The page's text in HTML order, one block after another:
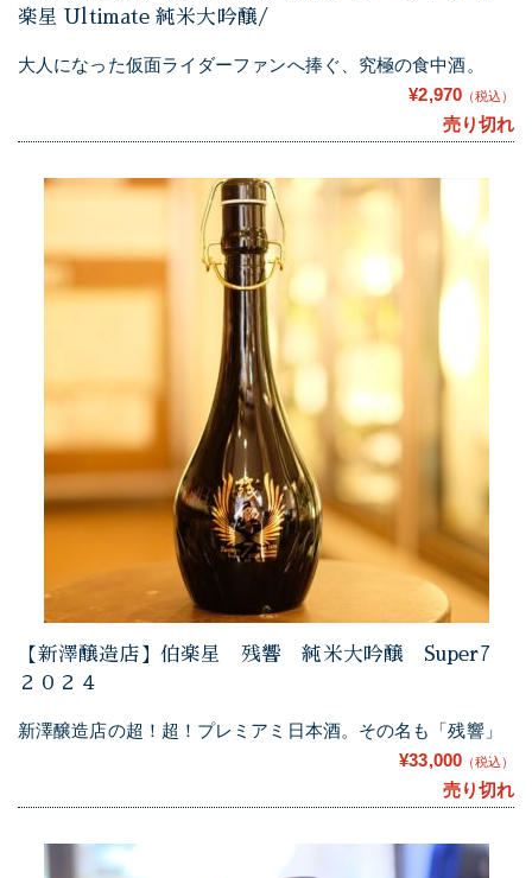
楽星 Ultimate 純米大吟醸/
大人になった仮面ライダーファンへ捧ぐ、究極の食中酒。
¥2,970 （税込）
売り切れ
【新澤醸造店】伯楽星 残響 純米大吟醸 Super7
２０２４
新澤醸造店の超！超！プレミアミ日本酒。その名も「残響」
¥33,000 （税込）
売り切れ